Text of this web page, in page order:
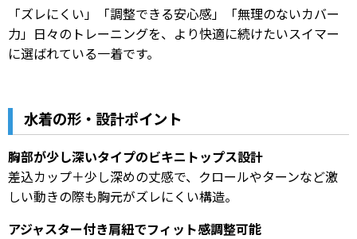
「ズレにくい」「調整できる安心感」「無理のないカバー
力」日々のトレーニングを、より快適に続けたいスイマー
に選ばれている一着です。
水着の形・設計ポイント
胸部が少し深いタイプのビキニトップス設計
差込カップ＋少し深めの丈感で、クロールやターンなど激
しい動きの際も胸元がズレにくい構造。
アジャスター付き肩紐でフィット感調整可能